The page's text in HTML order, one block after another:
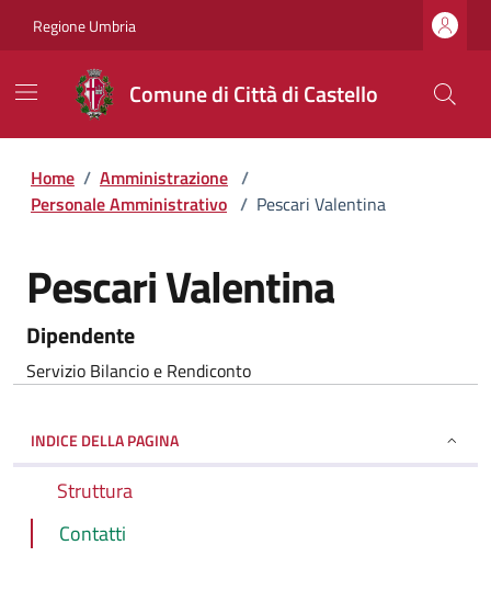
Regione Umbria
Comune di Città di Castello
Home / Amministrazione /
Personale Amministrativo / Pescari Valentina
Pescari Valentina
Dipendente
Servizio Bilancio e Rendiconto
INDICE DELLA PAGINA
Struttura
Contatti